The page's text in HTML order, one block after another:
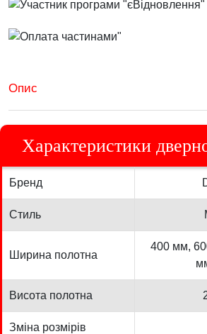
Опис
Характеристики
Бренд
Стиль
Ширина полотна
400 мм,
Висота полотна
Зміна розмірів